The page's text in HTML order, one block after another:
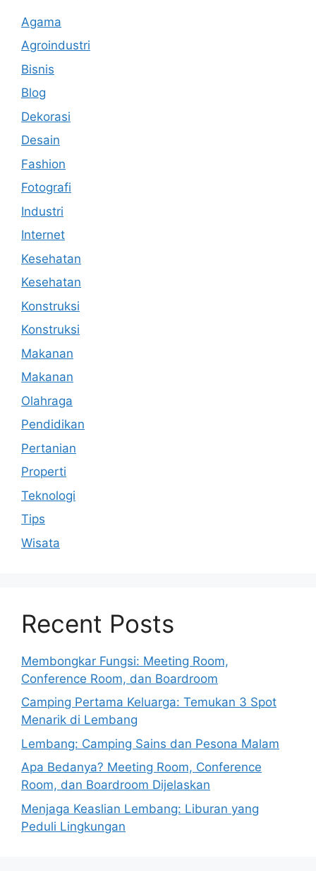
Agama
Agroindustri
Bisnis
Blog
Dekorasi
Desain
Fashion
Fotografi
Industri
Internet
Kesehatan
Kesehatan
Konstruksi
Konstruksi
Makanan
Makanan
Olahraga
Pendidikan
Pertanian
Properti
Teknologi
Tips
Wisata
Recent Posts
Membongkar Fungsi: Meeting Room,
Conference Room, dan Boardroom
Camping Pertama Keluarga: Temukan 3 Spot
Menarik di Lembang
Lembang: Camping Sains dan Pesona Malam
Apa Bedanya? Meeting Room, Conference
Room, dan Boardroom Dijelaskan
Menjaga Keaslian Lembang: Liburan yang
Peduli Lingkungan